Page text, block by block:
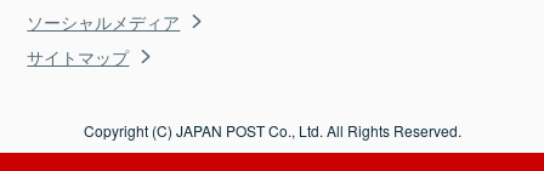
ソーシャルメディア
サイトマップ
Copyright (C) JAPAN POST Co., Ltd. All Rights Reserved.